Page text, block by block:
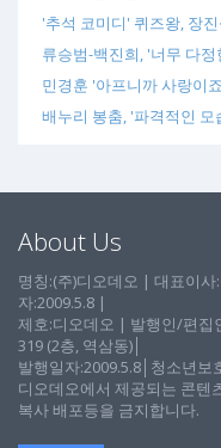
'추석 코미디' 퀴즈왕, 장
류승범-백진희, '너무 다정
민경훈 '아프니까 사랑이
배누리 봉춤, '파격적인
About Us
명칭:(주)디오데오 | 대표이
자:2009.5.8 |
제호:디오데오 | 발행인/편집
319 (2층, 역삼동)│
발행일자:2009.5.8│청소년보
디오데오에서 제공되는 콘텐
복사 배포등을 금지합니다.